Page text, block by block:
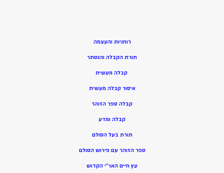
רוחניות והעצמה
תורת הקבלה והנסתר
קבלה מעשית
איסור קבלה מעשית
קבלה ספר הזוהר
קבלה ומדע
תורת בעל הסולם
ספר הזוהר עם פירוש הסולם
עץ חיים האר”י הקדוש